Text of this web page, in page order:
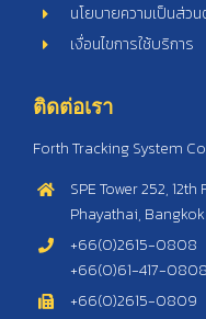
นโยบายความเป็นส่วน
เงื่อนไขการใช้บริการ
ติดต่อเรา
Forth Tracking System
SPE Tower 252,
Phayathai,
+66(0)2615-0808
+66(0)61-417-
+66(0)2615-0809